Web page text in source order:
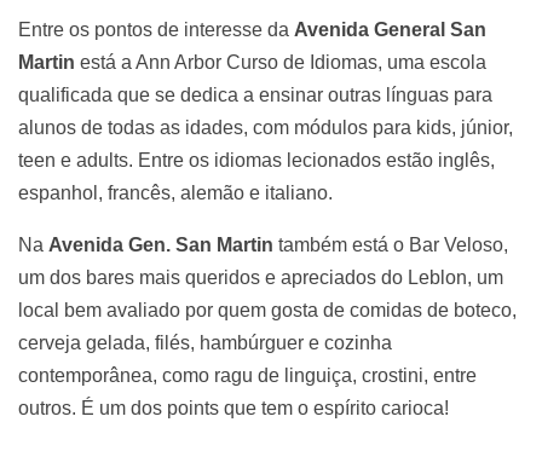
Entre os pontos de interesse da Avenida General San
Martin está a Ann Arbor Curso de Idiomas, uma escola
qualificada que se dedica a ensinar outras línguas para
alunos de todas as idades, com módulos para kids, júnior,
teen e adults. Entre os idiomas lecionados estão inglês,
espanhol, francês, alemão e italiano.
Na Avenida Gen. San Martin também está o Bar Veloso,
um dos bares mais queridos e apreciados do Leblon, um
local bem avaliado por quem gosta de comidas de boteco,
cerveja gelada, filés, hambúrguer e cozinha
contemporânea, como ragu de linguiça, crostini, entre
outros. É um dos points que tem o espírito carioca!